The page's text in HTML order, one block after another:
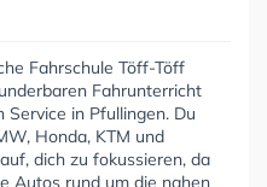
Fahrschule Töff-Töff
Fahrunterricht
in Pfullingen. Du
Honda, KTM und
dich zu fokussieren, da
Autos rund um die nahen